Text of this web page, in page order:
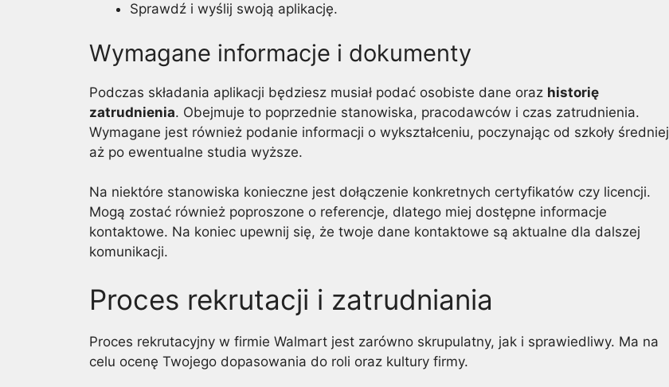
Sprawdź i wyślij swoją aplikację.
Wymagane informacje i dokumenty
Podczas składania aplikacji będziesz musiał podać osobiste dane oraz historię
zatrudnienia. Obejmuje to poprzednie stanowiska, pracodawców i czas zatrudnienia.
Wymagane jest również podanie informacji o wykształceniu, poczynając od szkoły średniej
aż po ewentualne studia wyższe.
Na niektóre stanowiska konieczne jest dołączenie konkretnych certyfikatów czy licencji.
Mogą zostać również poproszone o referencje, dlatego miej dostępne informacje
kontaktowe. Na koniec upewnij się, że twoje dane kontaktowe są aktualne dla dalszej
komunikacji.
Proces rekrutacji i zatrudniania
Proces rekrutacyjny w firmie Walmart jest zarówno skrupulatny, jak i sprawiedliwy. Ma na
celu ocenę Twojego dopasowania do roli oraz kultury firmy.